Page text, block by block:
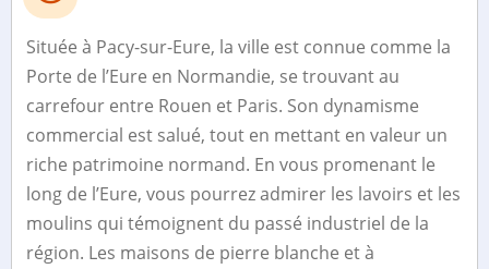
Située à Pacy-sur-Eure, la ville est connue comme la
Porte de l’Eure en Normandie, se trouvant au
carrefour entre Rouen et Paris. Son dynamisme
commercial est salué, tout en mettant en valeur un
riche patrimoine normand. En vous promenant le
long de l’Eure, vous pourrez admirer les lavoirs et les
moulins qui témoignent du passé industriel de la
région. Les maisons de pierre blanche et à